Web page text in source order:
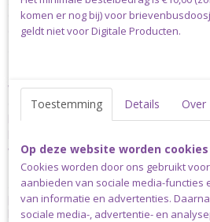
een gehaakt randje, bijna elke familie
die van generatie op generatie worden
is
verleden en is bij uitstek geschikt voor
die de tand des tijds moeten trotseren.
katoen is verkrijgbaar in de klassieke
verkrijgbaar in een variant van 100%
zich onderscheidt door de gave,
glans. Beide uitvoeringen zijn heerlijk
profiteren van een grotere dichtheid
katoenen garens.
komen er nog bij) voor
geldt niet voor Digitale Producten.
Toestemming Details Over
Op deze website worden
Cookies worden door ons gebruikt
aanbieden van sociale media-functies
van informatie en advertenties.
sociale media-, advertentie- en